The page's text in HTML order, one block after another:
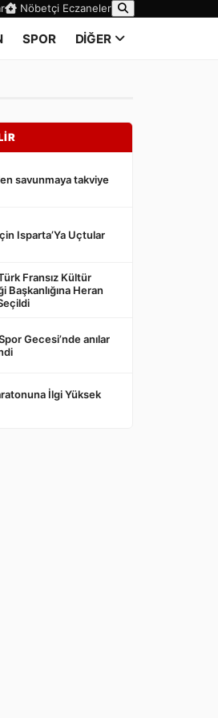
Nöbetçi Eczaneler
SPOR DİĞER
savunmaya takviye
Isparta’Ya Uçtular
Türk Fransız Kültür
Başkanlığına Heran
Gecesi’nde anılar
İlgi Yüksek